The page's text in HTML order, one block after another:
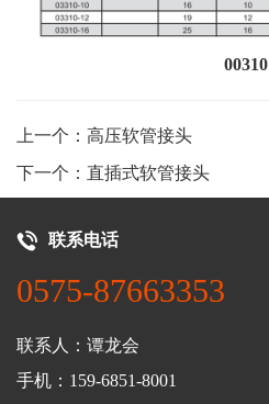
00310
上一个：高压软管接头
下一个：直插式软管接头
联系电话
0575-87663353
联系人：谭龙会
手机：159-6851-8001